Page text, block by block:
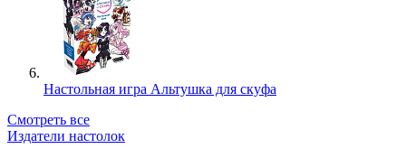
Настольная игра Альтушка для скуфа
Смотреть все
Издатели настолок